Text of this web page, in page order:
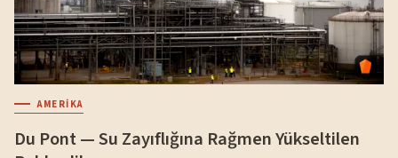
AMERIKA
Du Pont — Su Zayıflığına Rağmen Yükseltilen